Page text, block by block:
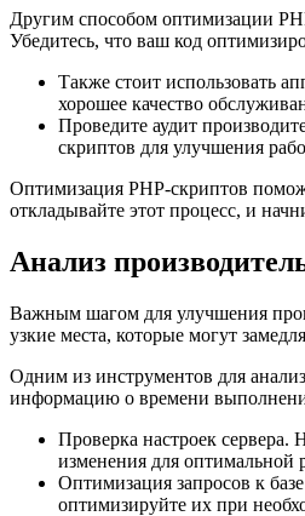
Другим способом оптимизации
Убедитесь, что ваш код
Также стоит использовать
хорошее качество
Проведите аудит
скриптов для улучшения
Оптимизация PHP-скриптов
откладывайте этот процесс, и
Анализ
Важным шагом для улучшения
узкие места, которые могут
Одним из инструментов для
информацию о времени
Проверка настроек сервера.
изменения для оптимальной
Оптимизация запросов к
оптимизируйте их при